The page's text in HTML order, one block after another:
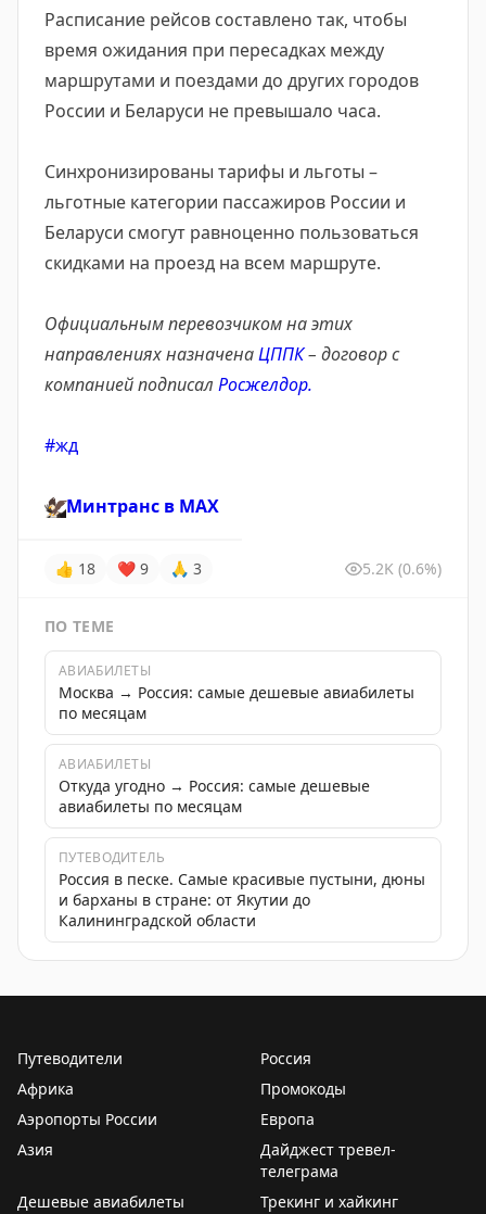
Расписание рейсов составлено так, чтобы
время ожидания при пересадках между
маршрутами и поездами до других городов
России и Беларуси не превышало часа.
Синхронизированы тарифы и льготы –
льготные категории пассажиров России и
Беларуси смогут равноценно пользоваться
скидками на проезд на всем маршруте.
Официальным перевозчиком на этих
направлениях назначенаЦППК– договор с
компанией подписал Росжелдор.
#жд
🦅Минтранс в MAX
👍 18 ❤ 9 🙏 3 5.2K (0.6%)
ПО ТЕМЕ
АВИАБИЛЕТЫ
Москва → Россия: самые дешевые авиабилеты
по месяцам
АВИАБИЛЕТЫ
Откуда угодно → Россия: самые дешевые
авиабилеты по месяцам
ПУТЕВОДИТЕЛЬ
Россия в песке. Самые красивые пустыни, дюны
и барханы в стране: от Якутии до
Калининградской области
Путеводители
Россия
Африка
Промокоды
Аэропорты России
Европа
Азия
Дайджест тревел-
телеграма
Дешевые авиабилеты
Трекинг и хайкинг